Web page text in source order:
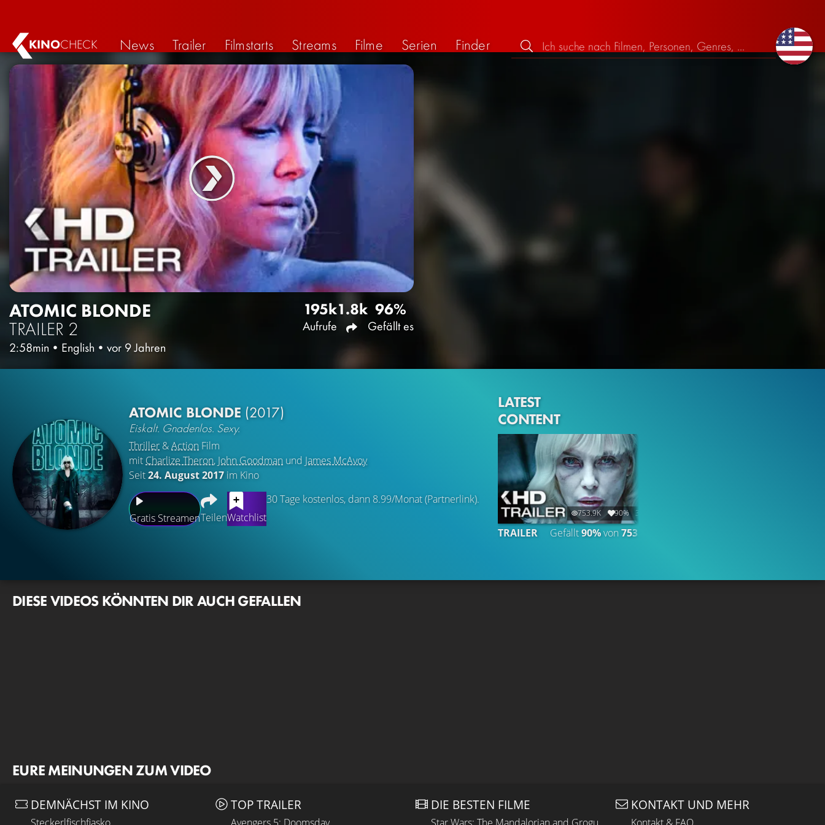
KINOCHECK News Trailer Filmstarts Streams Filme Serien Finder
ATOMIC BLONDE
TRAILER 2
2:58min • English • vor 9 Jahren
195k
Aufrufe
1.8k 96%
Gefällt es
ATOMIC BLONDE (2017)
Eiskalt. Gnadenlos. Sexy.
Thriller &Action Film
mit Charlize Theron, John Goodman und James McAvoy
Seit24. August 2017 im Kino
Gratis StreamenTeilenWatchlist
30 Tage kostenlos, dann 8.99/Monat (Partnerlink).
LATEST
CONTENT
753.9K 90% 3:01
TRAILER Gefällt90%von 753.880
DIESE VIDEOS KÖNNTEN DIR AUCH GEFALLEN
EURE MEINUNGEN ZUM VIDEO
DEMNÄCHST IM KINO TOP TRAILER DIE BESTEN FILME KONTAKT UND MEHR